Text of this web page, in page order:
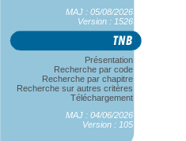
MAJ : 05/08/2026
Version : 1526
Présentation
Recherche par code
Recherche par chapitre
Recherche sur autres critères
Téléchargement
MAJ : 04/06/2026
Version : 105